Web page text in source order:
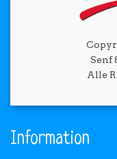
Information
Senf
Alle